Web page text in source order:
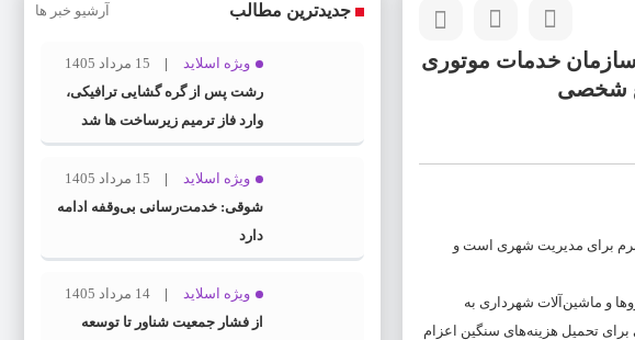
سازمان خدمات موتوری
شخصی
برای مدیریت شهری است و
و ماشین‌آلات شهرداری به
تحمیل هزینه‌های سنگین اعزام
جدیدترین مطالب آرشیو خبر ها
ویژه اسلاید
15 مرداد 1405
رشت پس از گره گشایی ترافیکی،
وارد فاز ترمیم زیرساخت ها شد
ویژه اسلاید
15 مرداد 1405
شوقی: خدمت‌رسانی بی‌وقفه ادامه
دارد
ویژه اسلاید
14 مرداد 1405
از فشار جمعیت شناور تا توسعه